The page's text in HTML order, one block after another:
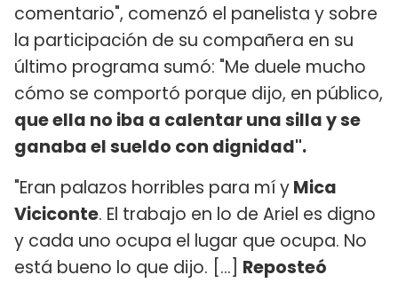
comentario", comenzó el panelista y sobre
la participación de su compañera en su
último programa sumó: "Me duele mucho
cómo se comportó porque dijo, en público,
que ella no iba a calentar una silla y se
ganaba el sueldo con dignidad".
"Eran palazos horribles para mí yMica
Viciconte. El trabajo en lo de Ariel es digno
y cada uno ocupa el lugar que ocupa. No
está bueno lo que dijo. [...] Reposteó